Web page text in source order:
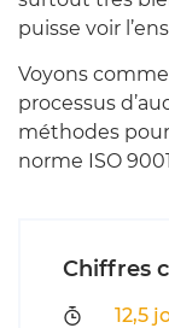
puisse voir
Voyons
processus
méthodes
norme ISO
Chiffres
12,5